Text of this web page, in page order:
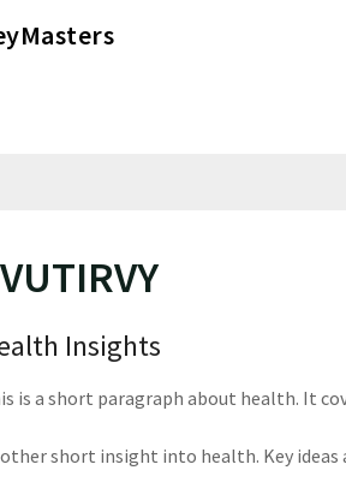
Insights
is a short paragraph about health. It
short insight into health. Key ideas